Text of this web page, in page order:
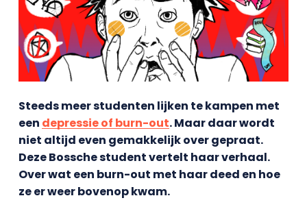
Steeds meer studenten lijken te kampen met
een depressie of burn-out. Maar daar wordt
niet altijd even gemakkelijk over gepraat.
Deze Bossche student vertelt haar verhaal.
Over wat een burn-out met haar deed en hoe
ze er weer bovenop kwam.